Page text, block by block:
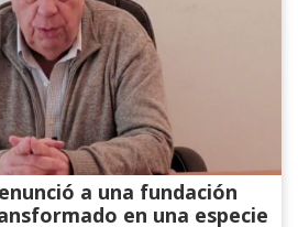
a una fundación
en una especie